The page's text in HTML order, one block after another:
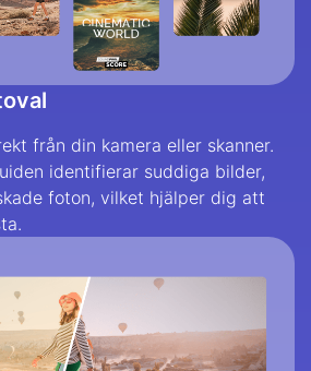
från din kamera eller skanner.
identifierar suddiga bilder,
foton, vilket hjälper dig att